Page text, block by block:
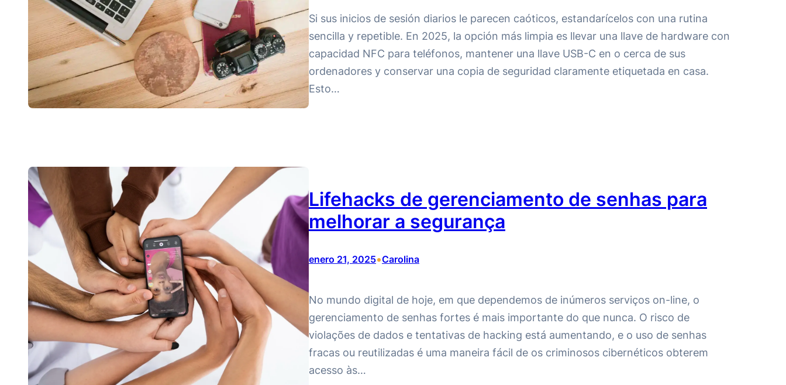
Si sus inicios de sesión diarios le parecen caóticos, estandarícelos con una rutina
sencilla y repetible. En 2025, la opción más limpia es llevar una llave de hardware con
capacidad NFC para teléfonos, mantener una llave USB-C en o cerca de sus
ordenadores y conservar una copia de seguridad claramente etiquetada en casa.
Esto…
Lifehacks de gerenciamento de senhas para
melhorar a segurança
enero 21, 2025•Carolina
No mundo digital de hoje, em que dependemos de inúmeros serviços on-line, o
gerenciamento de senhas fortes é mais importante do que nunca. O risco de
violações de dados e tentativas de hacking está aumentando, e o uso de senhas
fracas ou reutilizadas é uma maneira fácil de os criminosos cibernéticos obterem
acesso às…